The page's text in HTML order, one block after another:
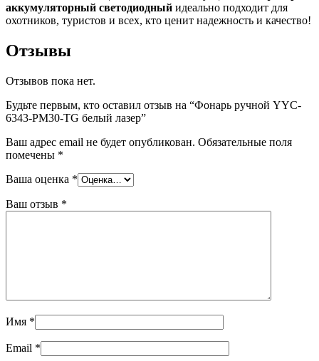
аккумуляторный светодиодный идеально подходит для
охотников, туристов и всех, кто ценит надежность и качество!
Отзывы
Отзывов пока нет.
Будьте первым, кто оставил отзыв на “Фонарь ручной YYC-
6343-PM30-TG белый лазер”
Ваш адрес email не будет опубликован. Обязательные поля
помечены *
Ваша оценка *
Ваш отзыв *
Имя *
Email *